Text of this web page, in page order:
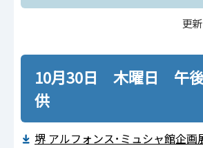
更
10月30日 木曜日 午
供
堺 アルフォンス･ミュシャ館企画